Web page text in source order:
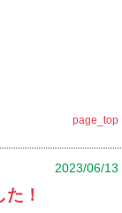
page_top
2023/06/13
！